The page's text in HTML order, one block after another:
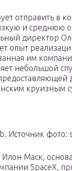
отправить в
и среднюю
директор
опыт
им
небольшой
круизным
Источник фото:
Маск,
SpaceX,